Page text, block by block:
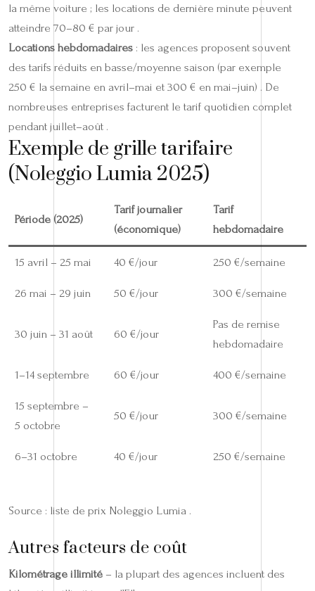
la même voiture ; les locations de dernière minute peuvent
atteindre 70–80 € par jour .
Locations hebdomadaires : les agences proposent souvent
des tarifs réduits en basse/moyenne saison (par exemple
250 € la semaine en avril–mai et 300 € en mai–juin) . De
nombreuses entreprises facturent le tarif quotidien complet
pendant juillet–août .
Exemple de grille tarifaire
(Noleggio Lumia 2025)
Période (2025)
Tarif journalier
(économique)
Tarif
hebdomadaire
15 avril – 25 mai 40 €/jour 250 €/semaine
26 mai – 29 juin 50 €/jour 300 €/semaine
30 juin – 31 août 60 €/jour
Pas de remise
hebdomadaire
1–14 septembre 60 €/jour 400 €/semaine
15 septembre –
5 octobre
50 €/jour 300 €/semaine
6–31 octobre 40 €/jour 250 €/semaine
Source : liste de prix Noleggio Lumia .
Autres facteurs de coût
Kilométrage illimité – la plupart des agences incluent des